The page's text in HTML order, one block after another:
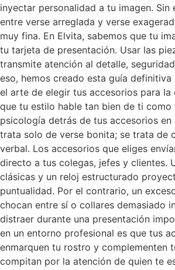
inyectar personalidad a tu imagen. Sin
entre verse arreglada y verse
muy fina. En Elvita, sabemos que tu
tu tarjeta de presentación. Usar las
transmite atención al detalle,
eso, hemos creado esta guía definitiva
el arte de elegir tus accesorios para la
que tu estilo hable tan bien de ti como
psicología detrás de tus accesorios
trata solo de verse bonita; se trata de
verbal. Los accesorios que eliges
directo a tus colegas, jefes y clientes.
clásicas y un reloj estructurado
puntualidad. Por el contrario, un
chocan entre sí o collares demasiado
distraer durante una presentación
en un entorno profesional es que tus
enmarquen tu rostro y complementen
compitan por la atención de quien te